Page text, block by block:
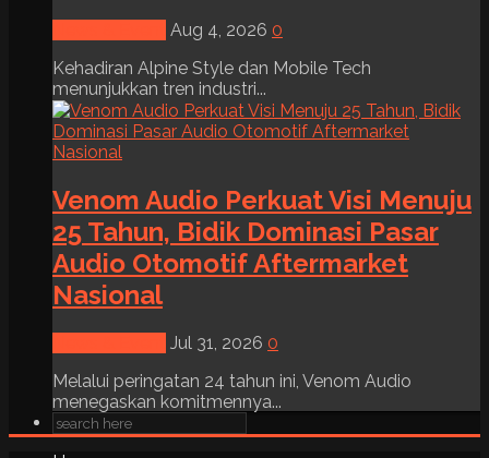
Aug 4, 2026 0
Kehadiran Alpine Style dan Mobile Tech
menunjukkan tren industri...
Venom Audio Perkuat Visi Menuju
25 Tahun, Bidik Dominasi Pasar
Audio Otomotif Aftermarket
Nasional
Jul 31, 2026 0
Melalui peringatan 24 tahun ini, Venom Audio
menegaskan komitmennya...